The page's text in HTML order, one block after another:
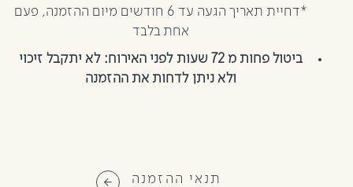
*דחיית תאריך הגעה עד 6 חודשים מיום ההזמנה, פעם
אחת בלבד
ביטול פחות מ 72 שעות לפני האירוח: לא יתקבל זיכוי
ולא ניתן לדחות את ההזמנה
תנאי ההזמנה